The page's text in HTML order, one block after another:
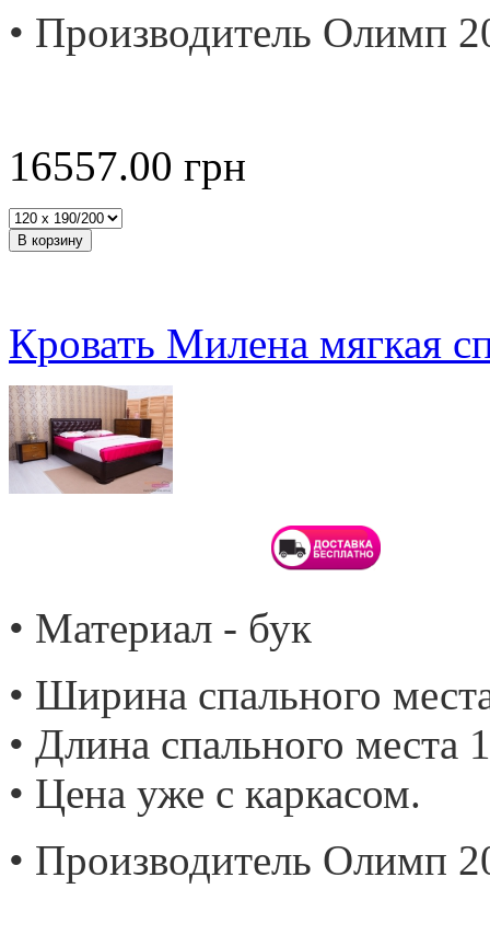
• Производитель Олимп
16557.00 грн
Кровать Милена мягкая
• Материал - бук
• Ширина спального
• Длина спального места
• Цена уже с каркасом.
• Производитель Олимп